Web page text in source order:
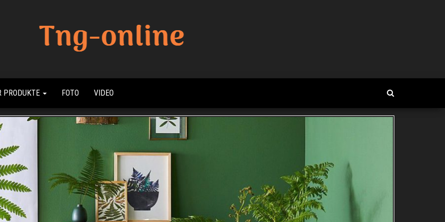
Online
Online
Sharing
PRODUKTE FOTO VIDEO